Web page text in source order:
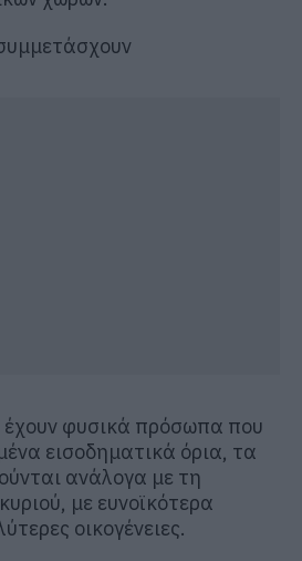
έχουν φυσικά πρόσωπα που
εισοδηματικά όρια, τα
ανάλογα με τη
με ευνοϊκότερα
οικογένειες.